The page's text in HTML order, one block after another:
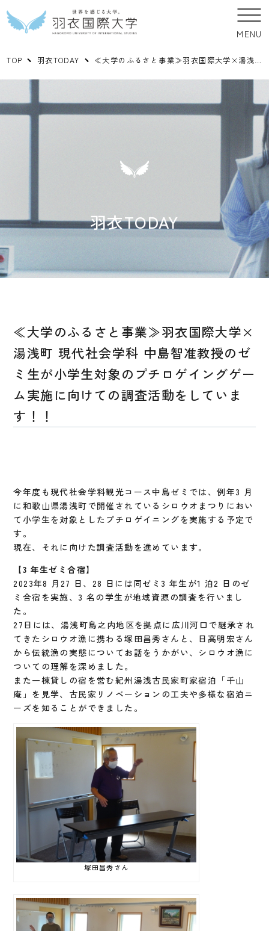
MENU
TOP 羽衣TODAY ≪大学のふるさと事業≫羽衣国際大学×湯浅町 現代社会学科 中島智准教授のゼミ生が小学生対象のプチロゲイングゲーム実施に向けての調査活動をしています！！
羽衣TODAY
≪大学のふるさと事業≫羽衣国際大学×
湯浅町 現代社会学科 中島智准教授のゼ
ミ生が小学生対象のプチロゲイングゲー
ム実施に向けての調査活動をしていま
す！！
今年度も現代社会学科観光コース中島ゼミでは、例年3 月
に和歌山県湯浅町で開催されているシロウオまつりにおい
て小学生を対象としたプチロゲイニングを実施する予定で
す。
現在、それに向けた調査活動を進めています。
【3 年生ゼミ合宿】
2023年8 月27 日、28 日には同ゼミ3 年生が1 泊2 日のゼ
ミ合宿を実施、3 名の学生が地域資源の調査を行いまし
た。
27日には、湯浅町島之内地区を拠点に広川河口で継承され
てきたシロウオ漁に携わる塚田昌秀さんと、日高明宏さん
から伝統漁の実態についてお話をうかがい、シロウオ漁に
ついての理解を深めました。
また一棟貸しの宿を営む紀州湯浅古民家町家宿泊「千山
庵」を見学、古民家リノベーションの工夫や多様な宿泊ニ
ーズを知ることができました。
塚田昌秀さん